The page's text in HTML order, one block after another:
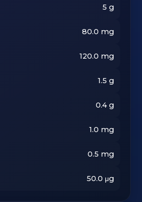
5 g
80.0 mg
120.0 mg
1.5 g
0.4g
1.0 mg
0.5 mg
50.0 μg